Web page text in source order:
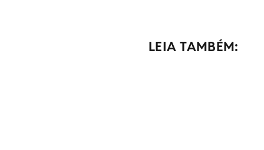
LEIA TAMBÉM: